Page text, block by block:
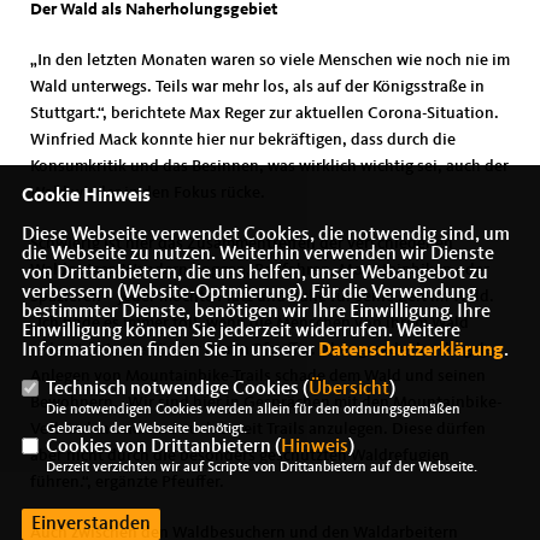
Der Wald als Naherholungsgebiet
In den letzten Monaten waren so viele Menschen wie noch nie im
Wald unterwegs. Teils war mehr los, als auf der Königsstraße in
Stuttgart.“, berichtete Max Reger zur aktuellen Corona-Situation.
Winfried Mack konnte hier nur bekräftigen, dass durch die
Konsumkritik und das Besinnen, was wirklich wichtig sei, auch der
Wald wieder in den Fokus rücke.
Schwierig ist hier das Zusammentreffen der verschiedenen
Waldnutzer. Wandern, Joggen, Radfahren, Mountainbiken oder
Spazieren – jeder möchte Platz und Ruhe für seine Zeit im Wald.
Ich finde es immer toll, wenn die Menschen von ihrem Wald
reden.“, betonte Förster Armin Pfeuffer. Aber gerade das illegale
Anlegen von Mountainbike-Trails schade dem Wald und seinen
Bewohnern. „Wir sind hier in Gesprächen mit den Mountainbike-
Verbänden und sind auch bereit Trails anzulegen. Diese dürfen
aber nicht durch die besonders geschützten Waldrefugien
Auch zwischen den Waldbesuchern und den Waldarbeitern
Cookie Hinweis
Diese Webseite verwendet Cookies, die notwendig sind, um
die Webseite zu nutzen. Weiterhin verwenden wir Dienste
von Drittanbietern, die uns helfen, unser Webangebot zu
verbessern (Website-Optmierung). Für die Verwendung
bestimmter Dienste, benötigen wir Ihre Einwilligung. Ihre
Einwilligung können Sie jederzeit widerrufen. Weitere
Informationen finden Sie in unserer Datenschutzerklärung.
Technisch notwendige Cookies (Übersicht)
Die notwendigen Cookies werden allein für den ordnungsgemäßen
Gebrauch der Webseite benötigt.
Cookies von Drittanbietern (Hinweis)
Derzeit verzichten wir auf Scripte von Drittanbietern auf der Webseite.
Einverstanden